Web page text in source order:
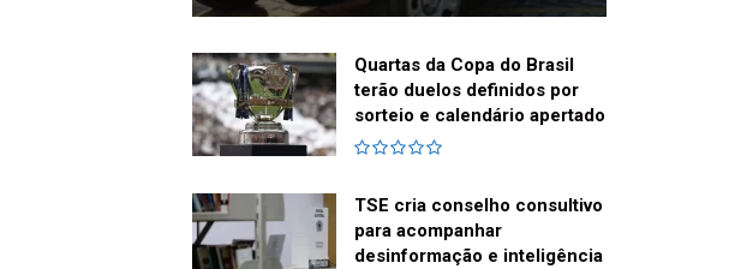
Quartas da Copa do Brasil
terão duelos definidos por
sorteio e calendário apertado
TSE cria conselho consultivo
para acompanhar
desinformação e inteligência